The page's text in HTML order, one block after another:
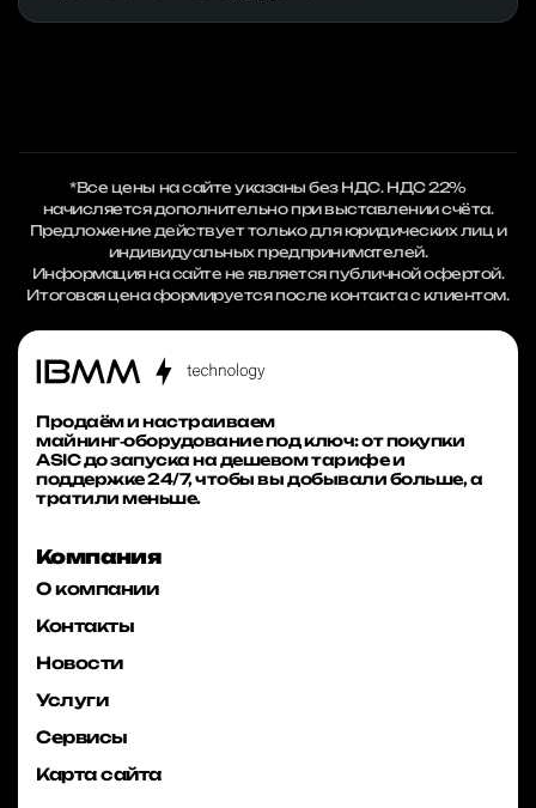
*Все цены на сайте указаны без НДС. НДС 22%
начисляется дополнительно при выставлении счёта.
Предложение действует только для юридических лиц и
индивидуальных предпринимателей.
Информация на сайте не является публичной офертой.
Итоговая цена формируется после контакта с клиентом.
Продаём и настраиваем
майнинг‑оборудование под ключ: от покупки
ASIC до запуска на дешевом тарифе и
поддержке 24/7, чтобы вы добывали больше, а
тратили меньше.
Компания
О компании
Контакты
Новости
Услуги
Сервисы
Карта сайта